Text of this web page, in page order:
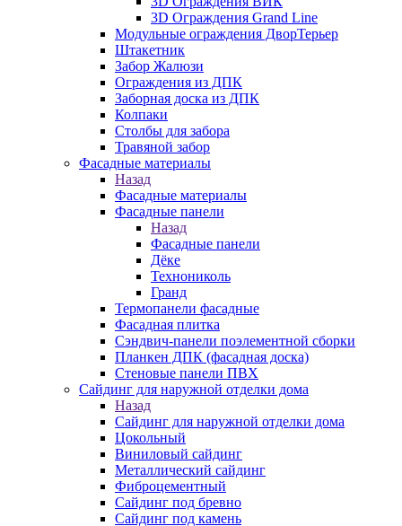
3D Ограждения Grand Line
Модульные ограждения ДворТерьер
Штакетник
Забор Жалюзи
Ограждения из ДПК
Заборная доска из ДПК
Колпаки
Столбы для забора
Травяной забор
Фасадные материалы
Назад
Фасадные материалы
Фасадные панели
Назад
Фасадные панели
Дёке
Технониколь
Гранд
Термопанели фасадные
Фасадная плитка
Сэндвич-панели поэлементной сборки
Планкен ДПК (фасадная доска)
Стеновые панели ПВХ
Сайдинг для наружной отделки дома
Назад
Сайдинг для наружной отделки дома
Цокольный
Виниловый сайдинг
Металлический сайдинг
Фиброцементный
Сайдинг под бревно
Сайдинг под камень